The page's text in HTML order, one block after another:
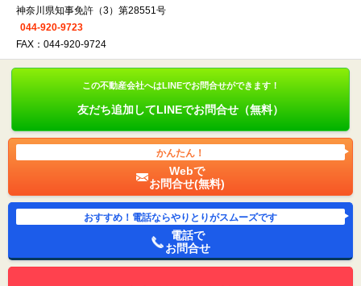
神奈川県知事免許（3）第28551号
044-920-9723
FAX：044-920-9724
この不動産会社へはLINEでお問合せができます！
友だち追加してLINEでお問合せ（無料）
かんたん！
Webで
お問合せ(無料)
おすすめ！電話ならやりとりがスムーズです
電話で
お問合せ